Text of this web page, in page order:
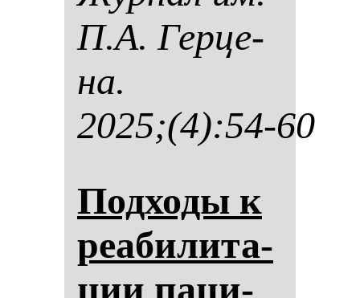
П.А. Гер­це­
на.
2025;(4):54-60
Под­хо­ды к
ре­аби­ли­та­
ции па­ци­